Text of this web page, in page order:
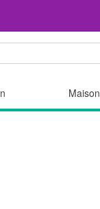
Maison